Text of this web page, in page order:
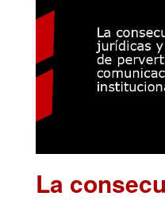
La